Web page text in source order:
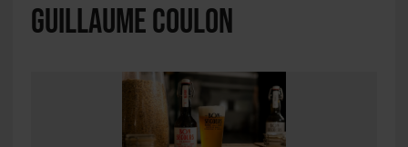
Guillaume Coulon